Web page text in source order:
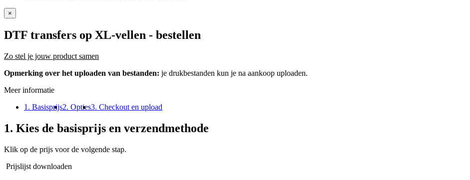
×
DTF transfers op XL-vellen - bestellen
Zo stel je jouw product samen
Opmerking over het uploaden van bestanden: je drukbestanden kun je na aankoop uploaden.
Meer informatie
1. Basisprijs2. Opties3. Checkout en upload
1. Kies de basisprijs en verzendmethode
Klik op de prijs voor de volgende stap.
Prijslijst downloaden